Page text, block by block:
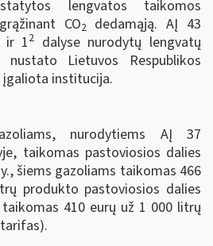
lengvatos taikomos
CO2
dedamąją. AĮ 43
ir 12 dalyse nurodytų lengvatų
Lietuvos Respublikos
įgaliota institucija.
nurodytiems AĮ 37
taikomas pastoviosios dalies
šiems gazoliams taikomas 466
produkto pastoviosios dalies
410 eurų už 1 000 litrų